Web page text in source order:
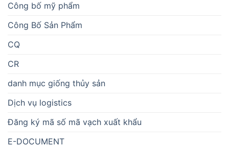
Công bố mỹ phẩm
Công Bố Sản Phẩm
CQ
CR
danh mục giống thủy sản
Dịch vụ logistics
Đăng ký mã số mã vạch xuất khẩu
E-DOCUMENT